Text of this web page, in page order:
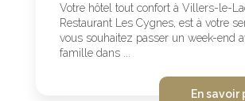
Votre hôtel tout confort à Villers-le-
Restaurant Les Cygnes, est à votre
vous souhaitez passer un week-end
famille dans ...
En savoir